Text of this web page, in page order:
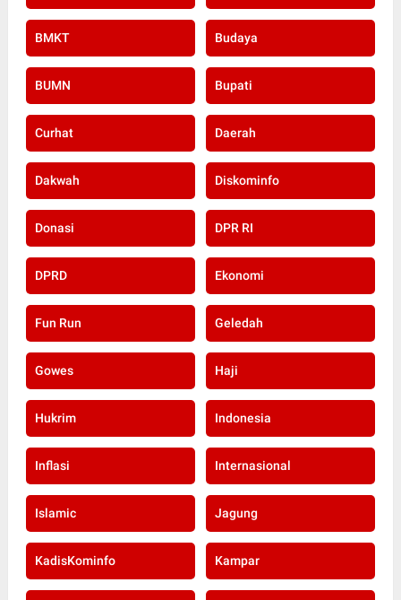
BMKT Budaya
BUMN Bupati
Curhat Daerah
Dakwah Diskominfo
Donasi DPR RI
DPRD Ekonomi
Fun Run Geledah
Gowes Haji
Hukrim Indonesia
Inflasi Internasional
Islamic Jagung
KadisKominfo Kampar